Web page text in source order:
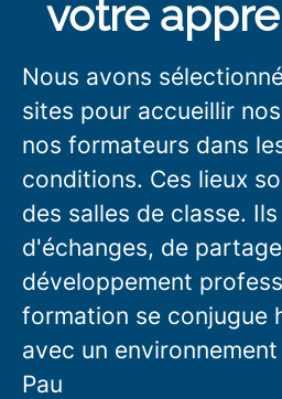
votre
Nous avons
sites pour accueillir
nos formateurs dans
conditions. Ces lieux
des salles de classe.
d'échanges, de
développement
formation se conjugue
avec un
Pau